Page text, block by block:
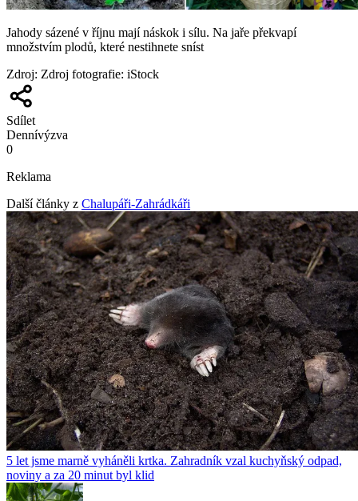
Jahody sázené v říjnu mají náskok i sílu. Na jaře překvapí
množstvím plodů, které nestihnete sníst
Zdroj: Zdroj fotografie: iStock
Sdílet
Dennívýzva
0
Reklama
Další články z Chalupáři-Zahrádkáři
5 let jsme marně vyháněli krtka. Zahradník vzal kuchyňský odpad,
noviny a za 20 minut byl klid